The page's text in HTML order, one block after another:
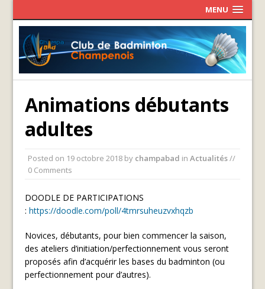
MENU
Animations débutants
adultes
Posted on 19 octobre 2018 by champabad inActualités//
0 Comments
DOODLE DE PARTICIPATIONS
:https://doodle.com/poll/4tmrsuheuzvxhqzb
Novices, débutants, pour bien commencer la saison,
des ateliers d’initiation/perfectionnement vous seront
proposés afin d’acquérir les bases du badminton (ou
perfectionnement pour d’autres).